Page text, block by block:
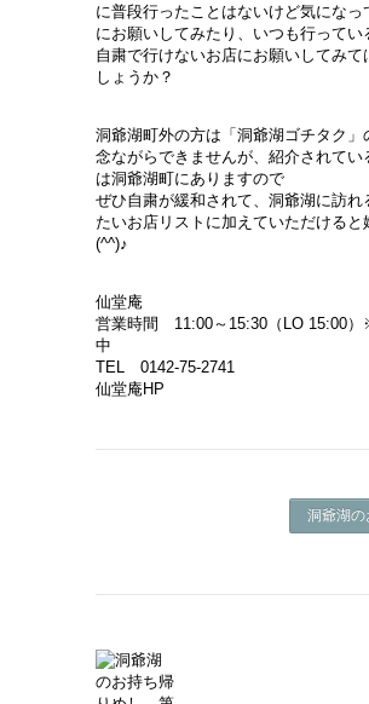
に普段行ったことはないけど気になっ
にお願いしてみたり、いつも行ってい
自粛で行けないお店にお願いしてみて
しょうか？
洞爺湖町外の方は「洞爺湖ゴチタク」
念ながらできませんが、紹介されてい
は洞爺湖町にありますので
ぜひ自粛が緩和されて、洞爺湖に訪れ
たいお店リストに加えていただけると
(^^)♪
仙堂庵
営業時間 11:00～15:30（LO 15:00
中
TEL 0142-75-2741
仙堂庵HP
洞爺湖